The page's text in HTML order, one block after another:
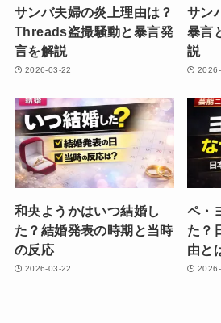
サンバ夫婦の炎上理由は？
Threads盗撮騒動と暴言発
言を解説
2026-03-22
サン
暴言
説
和央ようかはいつ結婚し
た？結婚発表の時期と当時
の反応
2026-03-22
ペ・
た？
由と